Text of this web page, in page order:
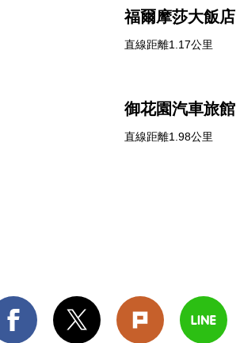
福爾摩莎大飯店
直線距離1.17公里
御花園汽車旅館
直線距離1.98公里